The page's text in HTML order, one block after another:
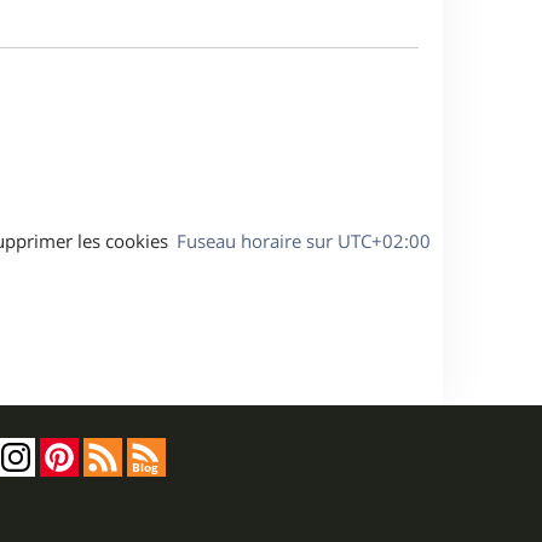
Fuseau horaire sur UTC+02:00
les cookies